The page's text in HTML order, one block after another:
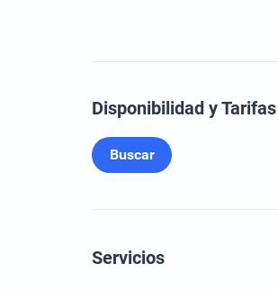
Disponibilidad y Tarifas
Buscar
Servicios